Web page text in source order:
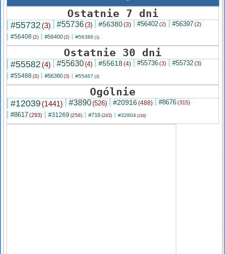
Ostatnie 7 dni
#55732 (3) #55736(3) #56380(3) #56402(2) #56397(2)
#56408 (2) #56400 (2) #56386 (1)
Ostatnie 30 dni
#55582 (4) #55630(4) #55618 (4) #55736(3) #55732(3)
#55488 (3) #56380 (3) #55467 (2)
Ogólnie
#12039(1441) #3890(526) #20916 (488) #8676(315)
#8617(293) #31269 (258) #716 (243) #32804 (216)